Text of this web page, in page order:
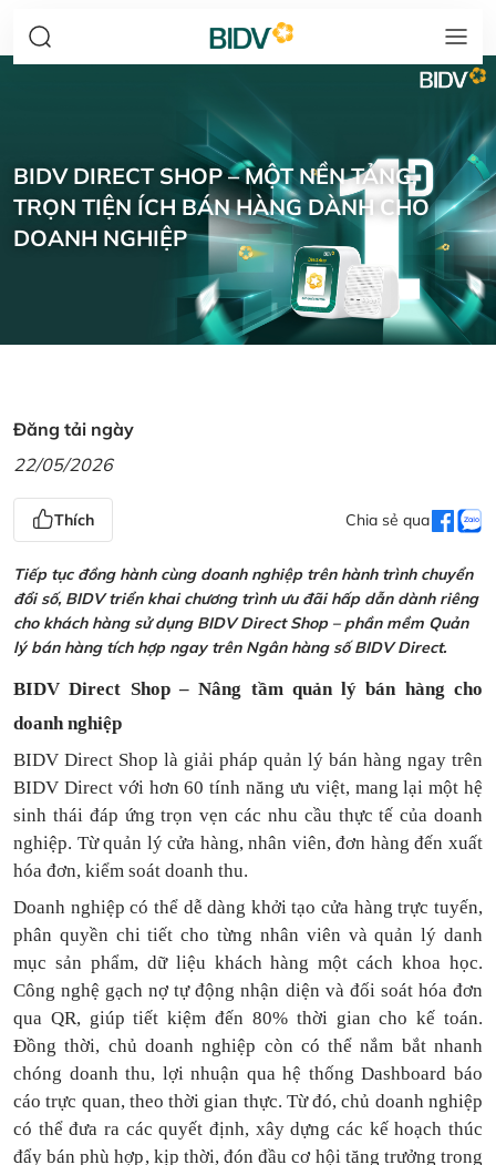
BIDV DIRECT SHOP – MỘT NỀN TẢNG,
TRỌN TIỆN ÍCH BÁN HÀNG DÀNH CHO
DOANH NGHIỆP
Đăng tải ngày
22/05/2026
Thích Chia sẻ qua
Tiếp tục đồng hành cùng doanh nghiệp trên hành trình chuyển
đổi số, BIDV triển khai chương trình ưu đãi hấp dẫn dành riêng
cho khách hàng sử dụng BIDV Direct Shop – phần mềm Quản
lý bán hàng tích hợp ngay trên Ngân hàng số BIDV Direct.
BIDV Direct Shop – Nâng tầm quản lý bán hàng cho
doanh nghiệp
BIDV Direct Shop là giải pháp quản lý bán hàng ngay trên
BIDV Direct với hơn 60 tính năng ưu việt, mang lại một hệ
sinh thái đáp ứng trọn vẹn các nhu cầu thực tế của doanh
nghiệp. Từ quản lý cửa hàng, nhân viên, đơn hàng đến xuất
hóa đơn, kiểm soát doanh thu.
Doanh nghiệp có thể dễ dàng khởi tạo cửa hàng trực tuyến,
phân quyền chi tiết cho từng nhân viên và quản lý danh
mục sản phẩm, dữ liệu khách hàng một cách khoa học.
Công nghệ gạch nợ tự động nhận diện và đối soát hóa đơn
qua QR, giúp tiết kiệm đến 80% thời gian cho kế toán.
Đồng thời, chủ doanh nghiệp còn có thể nắm bắt nhanh
chóng doanh thu, lợi nhuận qua hệ thống Dashboard báo
cáo trực quan, theo thời gian thực. Từ đó, chủ doanh nghiệp
có thểđưa ra các quyết định, xây dựng các kế hoạch thúc
đẩy bán phù hợp, kịp thời, đón đầu cơ hội tăng trưởng trong